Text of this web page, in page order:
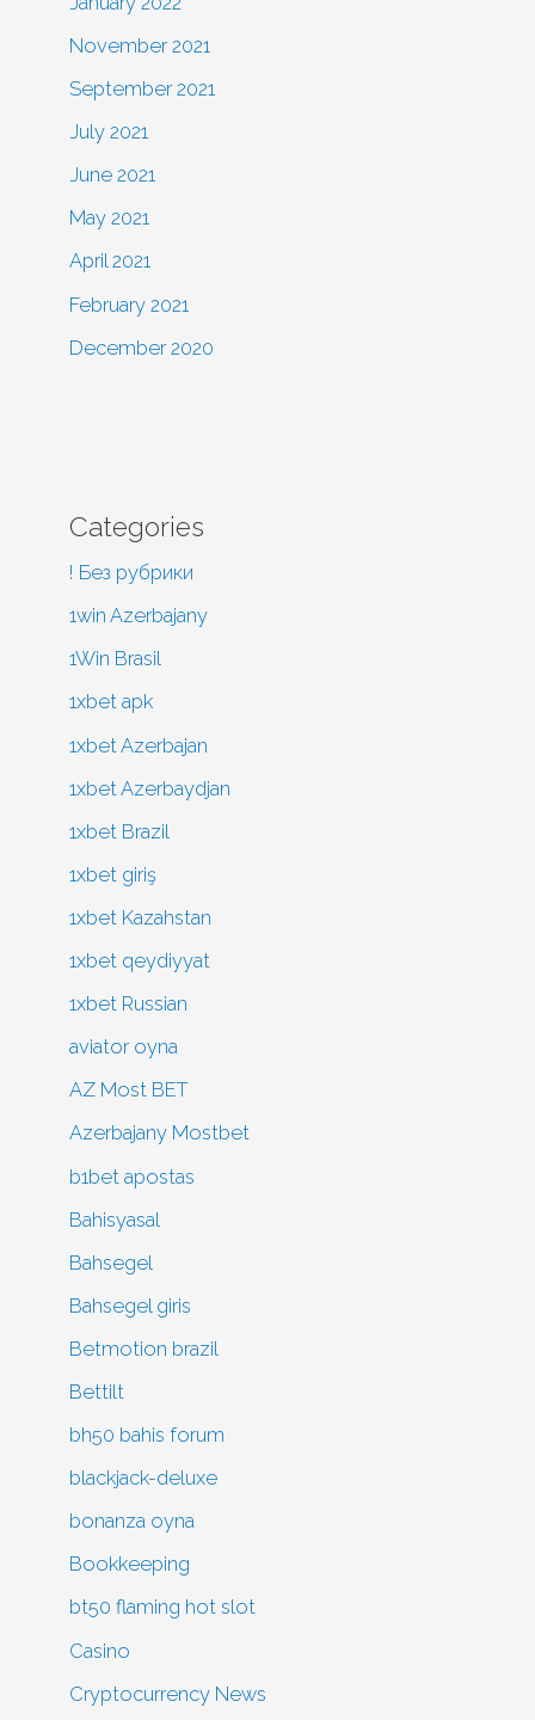
November 2021
September 2021
July 2021
June 2021
May 2021
April 2021
February 2021
December 2020
Categories
! Без рубрики
1win Azerbajany
1Win Brasil
1xbet apk
1xbet Azerbajan
1xbet Azerbaydjan
1xbet Brazil
1xbet giriş
1xbet Kazahstan
1xbet qeydiyyat
1xbet Russian
aviator oyna
AZ Most BET
Azerbajany Mostbet
b1bet apostas
Bahisyasal
Bahsegel
Bahsegel giris
Betmotion brazil
Bettilt
bh50 bahis forum
blackjack-deluxe
bonanza oyna
Bookkeeping
bt50 flaming hot slot
Casino
Cryptocurrency News